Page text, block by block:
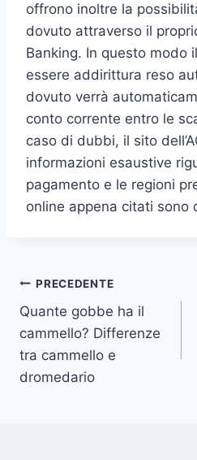
offrono inoltre la
dovuto attraverso il
Banking. In questo modo
essere addirittura reso
dovuto verrà
conto corrente entro le
caso di dubbi, il sito
informazioni esaustive
pagamento e le regioni
online appena citati sono
Navigazione
articoli
PRECEDENTE
Quante gobbe ha il
cammello? Differenze
tra cammello e
dromedario